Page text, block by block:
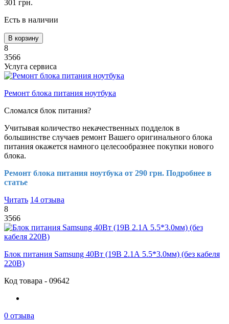
301 грн.
Есть в наличии
В корзину
8
3566
Услуга сервиса
Ремонт блока питания ноутбука
Сломался блок питания?
Учитывая количество некачественных подделок в
большинстве случаев ремонт Вашего оригинального блока
питания окажется намного целесообразнее покупки нового
блока.
Ремонт блока питания ноутбука от 290 грн. Подробнее в
статье
Читать 14 отзыва
8
3566
Блок питания Samsung 40Вт (19В 2.1А 5.5*3.0мм) (без кабеля
220В)
Код товара - 09642
0 отзыва